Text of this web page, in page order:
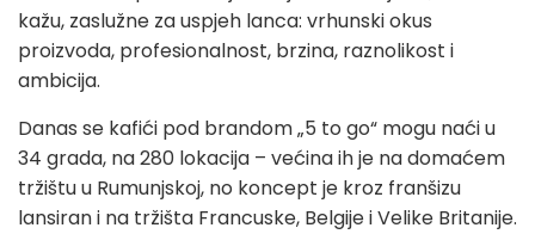
kažu, zaslužne za uspjeh lanca: vrhunski okus
proizvoda, profesionalnost, brzina, raznolikost i
ambicija.
Danas se kafići pod brandom „5 to go“ mogu naći u
34 grada, na 280 lokacija – većina ih je na domaćem
tržištu u Rumunjskoj, no koncept je kroz franšizu
lansiran i na tržišta Francuske, Belgije i Velike Britanije.